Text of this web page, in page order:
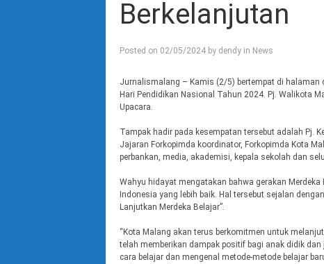
Berkelanjutan
Posted on 02/05/2024 by dendy in News
Jurnalismalang – Kamis (2/5) bertempat di halaman
Hari Pendidikan Nasional Tahun 2024. Pj. Walikota
Upacara.
Tampak hadir pada kesempatan tersebut adalah Pj.
Jajaran Forkopimda koordinator, Forkopimda Kota
perbankan, media, akademisi, kepala sekolah dan
Wahyu hidayat mengatakan bahwa gerakan
Indonesia yang lebih baik. Hal tersebut sejalan
Lanjutkan Merdeka Belajar”.
“Kota Malang akan terus berkomitmen untuk
telah memberikan dampak positif bagi anak didik
cara belajar dan mengenal metode-metode belajar